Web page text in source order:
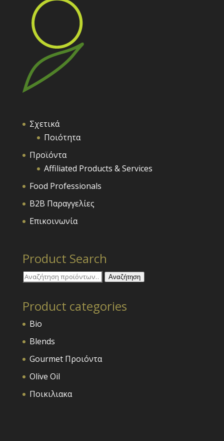
Σχετικά
Ποιότητα
Προϊόντα
Affiliated Products & Services
Food Professionals
B2B Παραγγελίες
Επικοινωνία
Product Search
Αναζήτηση
Αναζήτηση
Product categories
Bio
Blends
Gourmet Προιόντα
Olive Oil
Ποικιλιακα